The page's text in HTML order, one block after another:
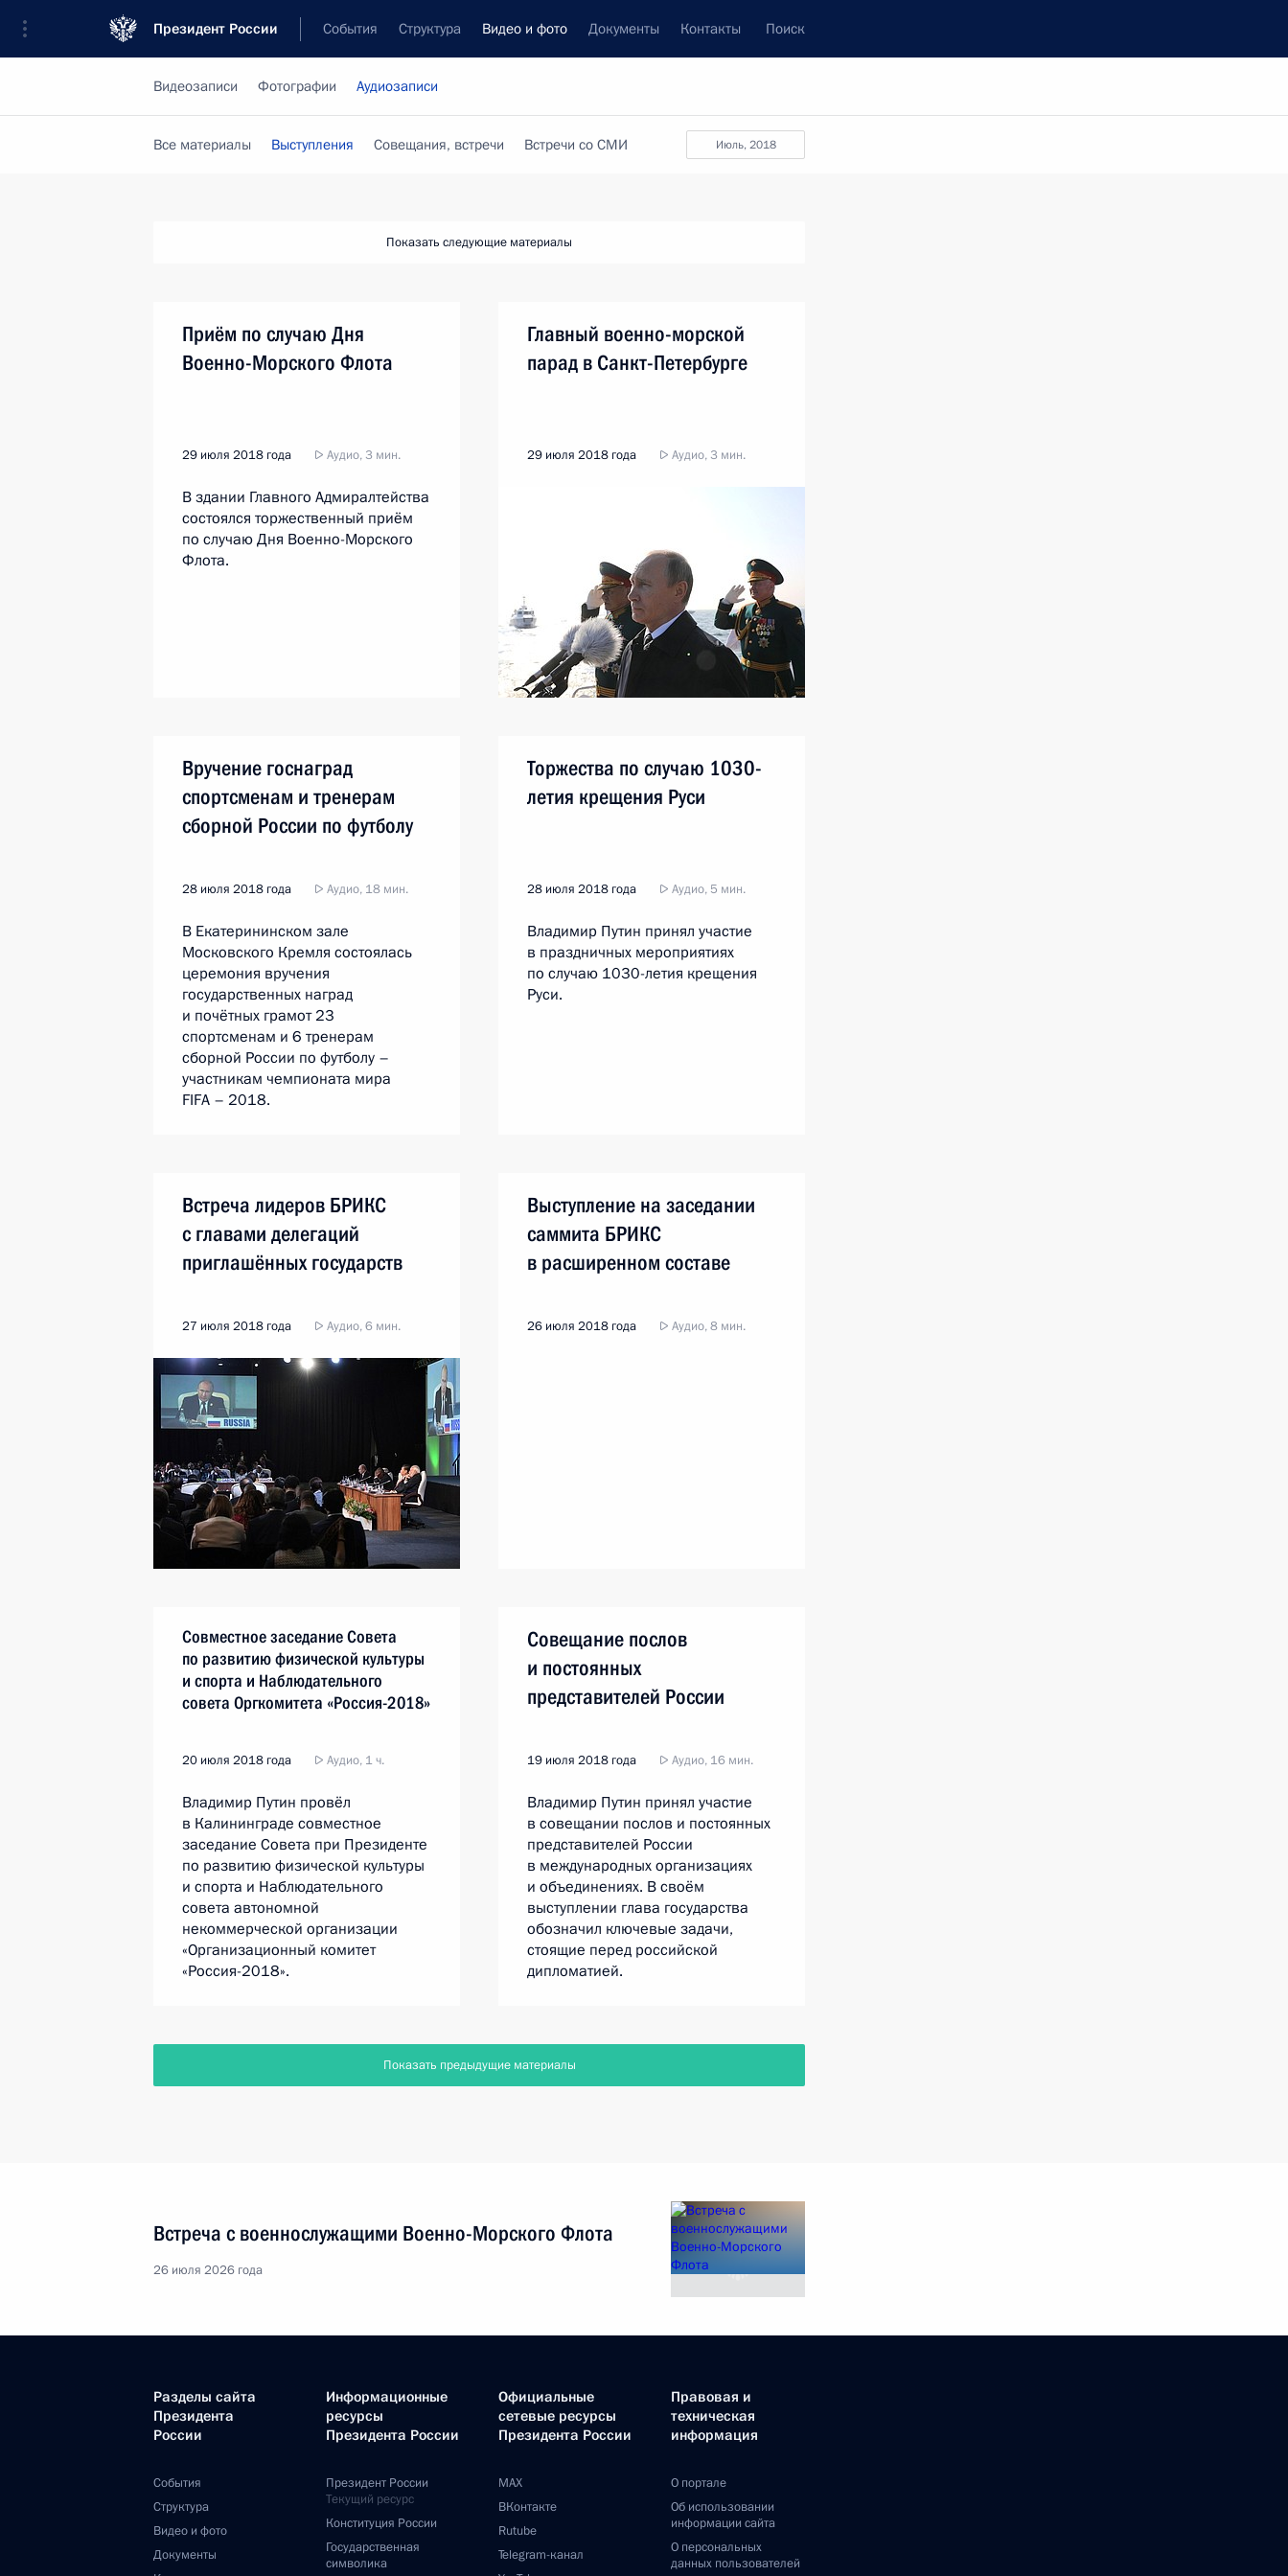
Президент России События Структура Видео и фото Документы Контакты Поиск
Видеозаписи Фотографии Аудиозаписи
июль, 2018
Все материалы Выступления Совещания, встречи Встречи со СМИ
Показать следующие материалы
Приём по случаю Дня
Военно-Морского Флота
29 июля 2018 года Аудио, 3 мин.
В здании Главного Адмиралтейства
состоялся торжественный приём
по случаю Дня Военно-Морского
Флота.
Главный военно-морской
парад в Санкт-Петербурге
29 июля 2018 года Аудио, 3 мин.
Вручение госнаград
спортсменам и тренерам
сборной России по футболу
28 июля 2018 года Аудио, 18 мин.
В Екатерининском зале
Московского Кремля состоялась
церемония вручения
государственных наград
и почётных грамот 23
спортсменам и 6 тренерам
сборной России по футболу –
участникам чемпионата мира
FIFA – 2018.
Торжества по случаю 1030-
летия крещения Руси
28 июля 2018 года Аудио, 5 мин.
Владимир Путин принял участие
в праздничных мероприятиях
по случаю 1030-летия крещения
Руси.
Встреча лидеров БРИКС
с главами делегаций
приглашённых государств
27 июля 2018 года Аудио, 6 мин.
Выступление на заседании
саммита БРИКС
в расширенном составе
26 июля 2018 года Аудио, 8 мин.
Совместное заседание Совета
по развитию физической культуры
и спорта и Наблюдательного
совета Оргкомитета «Россия-2018»
20 июля 2018 года Аудио, 1 ч.
Владимир Путин провёл
в Калининграде совместное
заседание Совета при Президенте
по развитию физической культуры
и спорта и Наблюдательного
совета автономной
некоммерческой организации
«Организационный комитет
«Россия-2018».
Совещание послов
и постоянных
представителей России
19 июля 2018 года Аудио, 16 мин.
Владимир Путин принял участие
в совещании послов и постоянных
представителей России
в международных организациях
и объединениях. В своём
выступлении глава государства
обозначил ключевые задачи,
стоящие перед российской
дипломатией.
Показать предыдущие материалы
Встреча с военнослужащими Военно-Морского Флота
26 июля 2026 года
Разделы сайта
Президента
России
События
Структура
Видео и фото
Документы
Информационные
ресурсы
Президента России
Президент России
Текущий ресурс
Конституция России
Государственная
символика
Официальные
сетевые ресурсы
Президента России
MAX
ВКонтакте
Rutube
Telegram-канал
Правовая и
техническая
информация
О портале
Об использовании
информации сайта
О персональных
данных пользователей